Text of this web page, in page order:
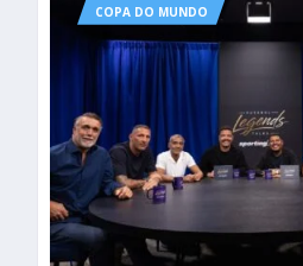
COPA DO MUNDO